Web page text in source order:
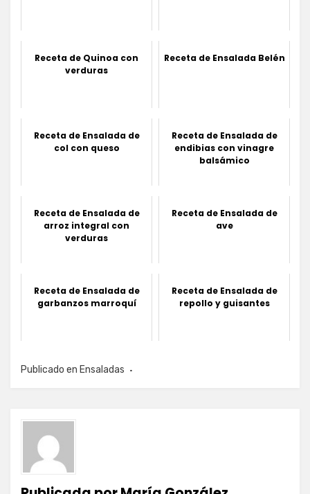
Receta de Quinoa con
verduras
Receta de Ensalada Belén
Receta de Ensalada de
col con queso
Receta de Ensalada de
endibias con vinagre
balsámico
Receta de Ensalada de
arroz integral con
verduras
Receta de Ensalada de
ave
Receta de Ensalada de
garbanzos marroquí
Receta de Ensalada de
repollo y guisantes
Publicado en Ensaladas